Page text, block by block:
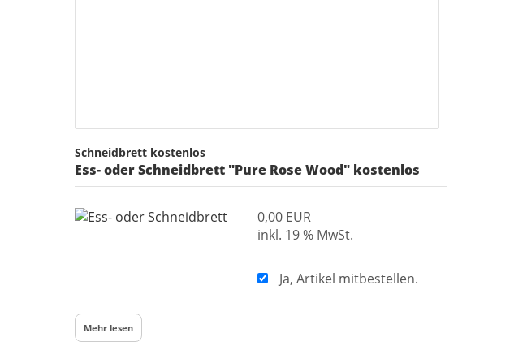
Schneidbrett kostenlos
Ess- oder Schneidbrett "Pure Rose Wood" kostenlos
0,00 EUR
inkl. 19 % MwSt.
Ja, Artikel mitbestellen.
Mehr lesen